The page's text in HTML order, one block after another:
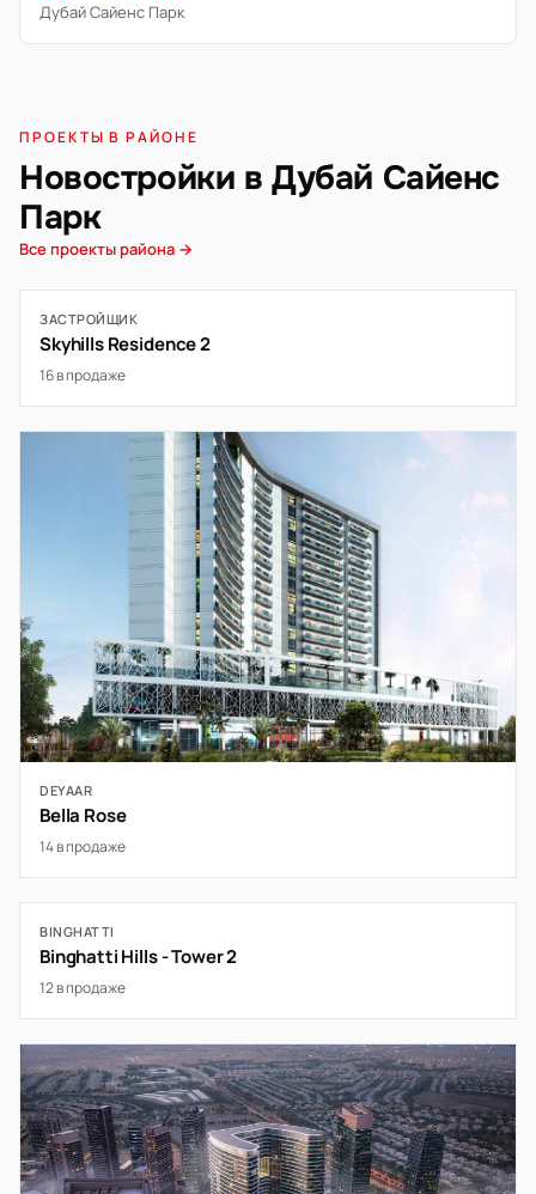
Дубай Сайенс Парк
ПРОЕКТЫ В РАЙОНЕ
Новостройки в Дубай Сайенс
Парк
Все проекты района →
ЗАСТРОЙЩИК
Skyhills Residence 2
16 в продаже
DEYAAR
Bella Rose
14 в продаже
BINGHATTI
Binghatti Hills - Tower 2
12 в продаже